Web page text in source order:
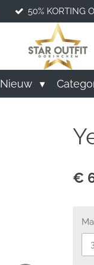
50% KORTING
Nieuw
€